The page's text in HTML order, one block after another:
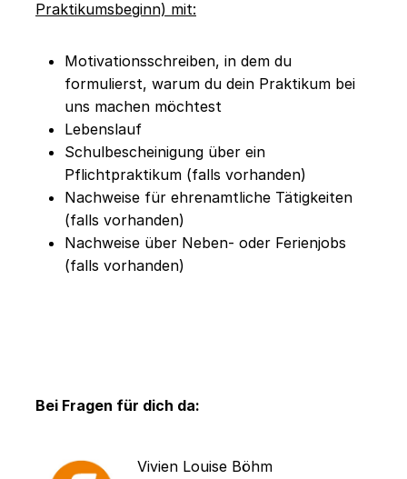
Praktikumsbeginn) mit:
Motivationsschreiben, in dem du
formulierst, warum du dein Praktikum bei
uns machen möchtest
Lebenslauf
Schulbescheinigung über ein
Pflichtpraktikum (falls vorhanden)
Nachweise für ehrenamtliche Tätigkeiten
(falls vorhanden)
Nachweise über Neben- oder Ferienjobs
(falls vorhanden)
Bei Fragen für dich da:
Vivien Louise Böhm